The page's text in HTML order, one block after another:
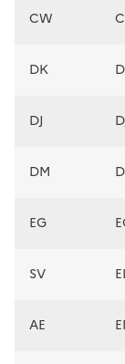
CW
DK
DJ
DM
EG
SV
AE